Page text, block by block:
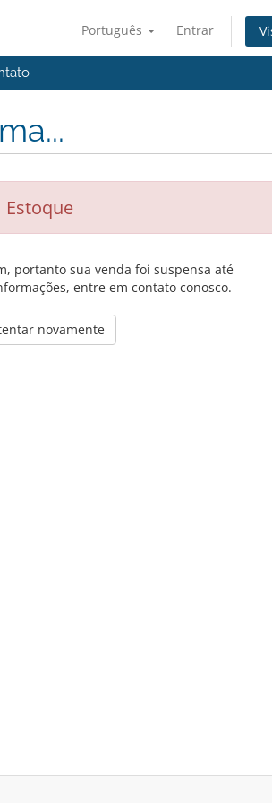
Português Entrar
Estoque
portanto sua venda foi suspensa até
entre em contato conosco.
novamente